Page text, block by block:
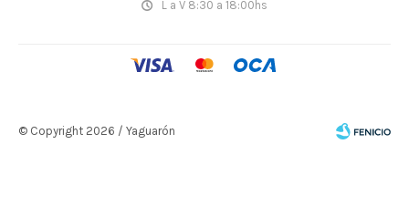
L a V 8:30 a 18:00hs
© Copyright 2026 / Yaguarón